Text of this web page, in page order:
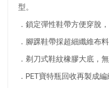
型。
．鎖定彈性鞋帶方便穿脫
．腳踝鞋帶採超細纖維布
．剃刀式鞋紋橡膠大底，
．PET寶特瓶回收再製成編